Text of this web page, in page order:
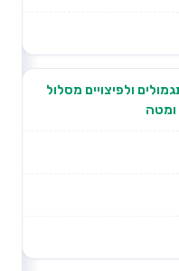
ולפיצויים מסלול